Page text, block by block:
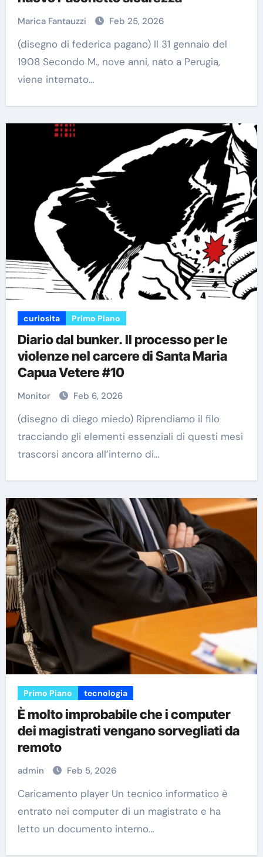
Marica Fantauzzi Feb 25, 2026
(disegno di federica pagano) Il 31 gennaio del
1908 Secondo M., nove anni, nato a Perugia,
viene internato…
curiosita Primo Piano
Diario dal bunker. Il processo per le
violenze nel carcere di Santa Maria
Capua Vetere #10
Monitor Feb 6, 2026
(disegno di diego miedo) Riprendiamo il filo
tracciando gli elementi essenziali di questi mesi
trascorsi ancora all’interno di…
Primo Piano tecnologia
È molto improbabile che i computer
dei magistrati vengano sorvegliati da
remoto
admin Feb 5, 2026
Caricamento player Un tecnico informatico è
entrato nei computer di un magistrato e ha
letto un documento interno…